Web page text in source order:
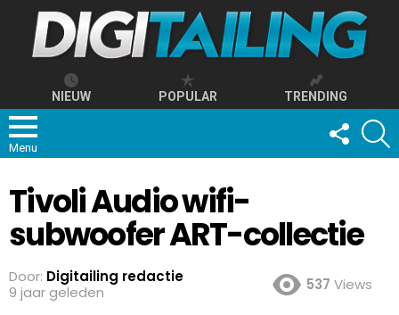
NIEUW POPULAR TRENDING
Menu
FOLLOW
US
Tivoli Audio wifi-
subwoofer ART-collectie
Door: Digitailing redactie
9 jaar geleden
537 Views